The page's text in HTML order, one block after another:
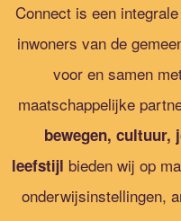
Connect is een
inwoners van de
voor en samen
maatschappelijke
bewegen, cultuur,
leefstijl bieden wij op
onderwijsinstellingen,